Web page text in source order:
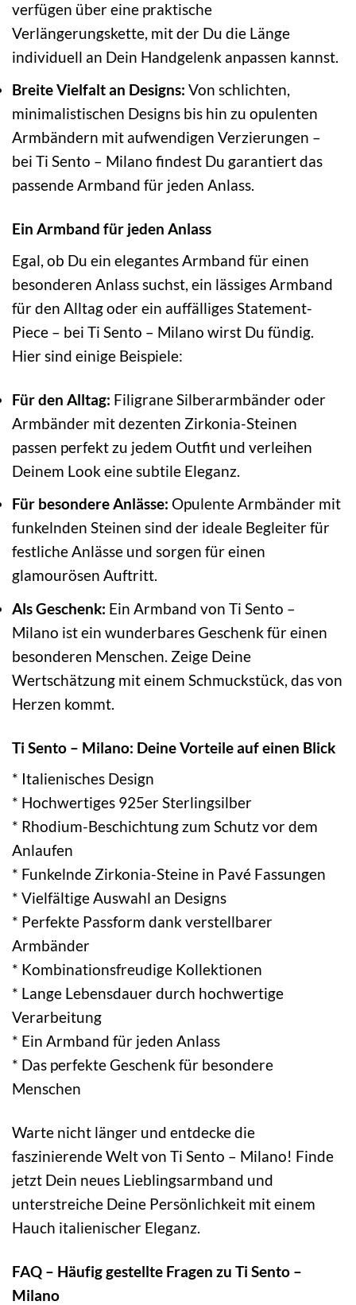
verfügen über eine praktische
Verlängerungskette, mit der Du die Länge
individuell an Dein Handgelenk anpassen kannst.
Breite Vielfalt an Designs: Von schlichten,
minimalistischen Designs bis hin zu opulenten
Armbändern mit aufwendigen Verzierungen –
bei Ti Sento – Milano findest Du garantiert das
passende Armband für jeden Anlass.
Ein Armband für jeden Anlass
Egal, ob Du ein elegantes Armband für einen
besonderen Anlass suchst, ein lässiges Armband
für den Alltag oder ein auffälliges Statement-
Piece – bei Ti Sento – Milano wirst Du fündig.
Hier sind einige Beispiele:
Für den Alltag: Filigrane Silberarmbänder oder
Armbänder mit dezenten Zirkonia-Steinen
passen perfekt zu jedem Outfit und verleihen
Deinem Look eine subtile Eleganz.
Für besondere Anlässe: Opulente Armbänder mit
funkelnden Steinen sind der ideale Begleiter für
festliche Anlässe und sorgen für einen
glamourösen Auftritt.
Als Geschenk: Ein Armband von Ti Sento –
Milano ist ein wunderbares Geschenk für einen
besonderen Menschen. Zeige Deine
Wertschätzung mit einem Schmuckstück, das von
Herzen kommt.
Ti Sento – Milano: Deine Vorteile auf einen Blick
* Italienisches Design
* Hochwertiges 925er Sterlingsilber
* Rhodium-Beschichtung zum Schutz vor dem
Anlaufen
* Funkelnde Zirkonia-Steine in Pavé Fassungen
* Vielfältige Auswahl an Designs
* Perfekte Passform dank verstellbarer
Armbänder
* Kombinationsfreudige Kollektionen
* Lange Lebensdauer durch hochwertige
Verarbeitung
* Ein Armband für jeden Anlass
* Das perfekte Geschenk für besondere
Menschen
Warte nicht länger und entdecke die
faszinierende Welt von Ti Sento – Milano! Finde
jetzt Dein neues Lieblingsarmband und
unterstreiche Deine Persönlichkeit mit einem
Hauch italienischer Eleganz.
FAQ – Häufig gestellte Fragen zu Ti Sento –
Milano